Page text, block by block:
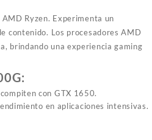
Ryzen. Experimenta un
contenido. Los procesadores AMD
brindando una experiencia gaming
con GTX 1650.
en aplicaciones intensivas.